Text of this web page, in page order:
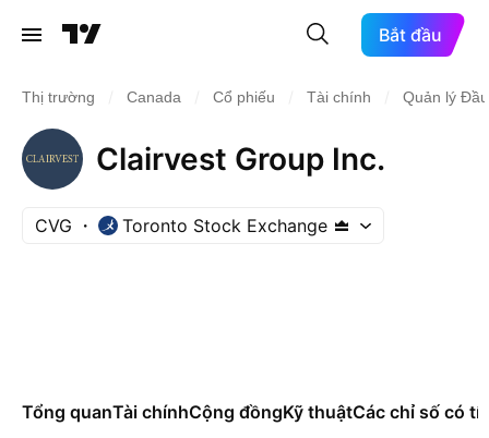
Bắt đầu
Thị trường Canada Cổ phiếu Tài chính Quản lý
Clairvest Group Inc.
CVG Toronto Stock Exchange
Tổng quanTài chínhCộng đồngKỹ thuậtCác chỉ số có